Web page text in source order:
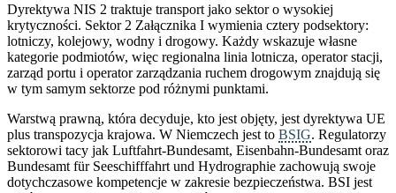
Dyrektywa NIS 2 traktuje transport jako sektor o wysokiej
krytyczności. Sektor 2 Załącznika I wymienia cztery podsektory:
lotniczy, kolejowy, wodny i drogowy. Każdy wskazuje własne
kategorie podmiotów, więc regionalna linia lotnicza, operator stacji,
zarząd portu i operator zarządzania ruchem drogowym znajdują się
w tym samym sektorze pod różnymi punktami.
Warstwą prawną, która decyduje, kto jest objęty, jest dyrektywa UE
plus transpozycja krajowa. W Niemczech jest to BSIG. Regulatorzy
sektorowi tacy jak Luftfahrt-Bundesamt, Eisenbahn-Bundesamt oraz
Bundesamt für Seeschifffahrt und Hydrographie zachowują swoje
dotychczasowe kompetencje w zakresie bezpieczeństwa. BSI jest